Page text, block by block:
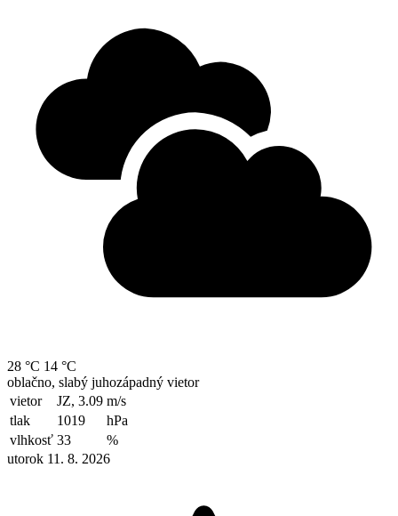
28 °C 14 °C
oblačno, slabý juhozápadný vietor
vietor
JZ, 3.09 m/s
tlak
1019
hPa
vlhkosť 33
%
utorok 11. 8. 2026